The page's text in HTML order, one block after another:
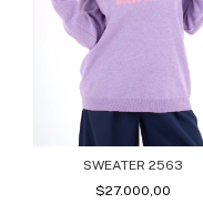
SWEATER 2563
$27.000,00